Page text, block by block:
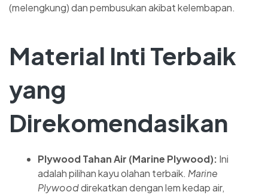
(melengkung) dan pembusukan akibat kelembapan.
Material Inti Terbaik
yang
Direkomendasikan
Plywood Tahan Air (Marine Plywood): Ini
adalah pilihan kayu olahan terbaik. Marine
Plywooddirekatkan dengan lem kedap air,